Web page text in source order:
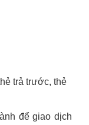
trả trước, thẻ
để giao dịch